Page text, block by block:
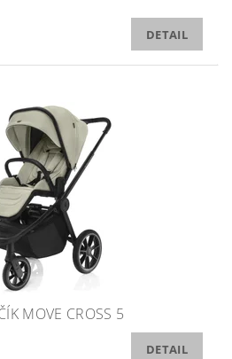
DETAIL
MOVE CROSS 5
DETAIL